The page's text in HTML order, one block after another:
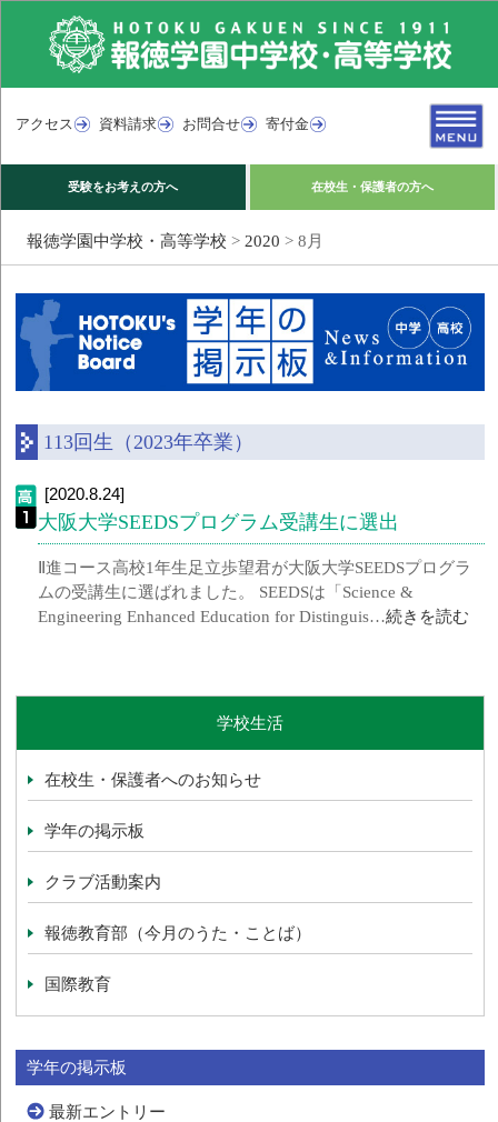
アクセス 資料請求 お問合せ 寄付金
受験をお考えの方へ 在校生・保護者の方へ
報徳学園中学校・高等学校 > 2020 > 8月
113回生（2023年卒業）
[2020.8.24]
大阪大学SEEDSプログラム受講生に選出
Ⅱ進コース高校1年生足立歩望君が大阪大学SEEDSプログラ
ムの受講生に選ばれました。 SEEDSは「Science &
Engineering Enhanced Education for Distinguis…続きを読む
学校生活
在校生・保護者へのお知らせ
学年の掲示板
クラブ活動案内
報徳教育部（今月のうた・ことば）
国際教育
学年の掲示板
最新エントリー